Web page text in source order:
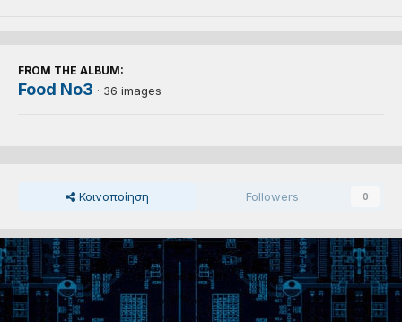
FROM THE ALBUM:
Food No3 · 36 images
Κοινοποίηση Followers 0